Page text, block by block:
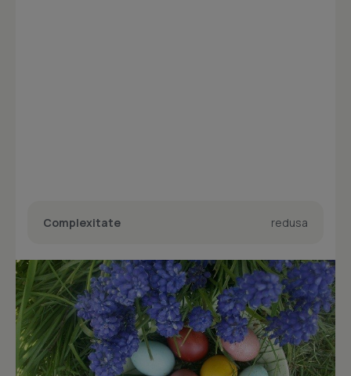
Complexitate redusa